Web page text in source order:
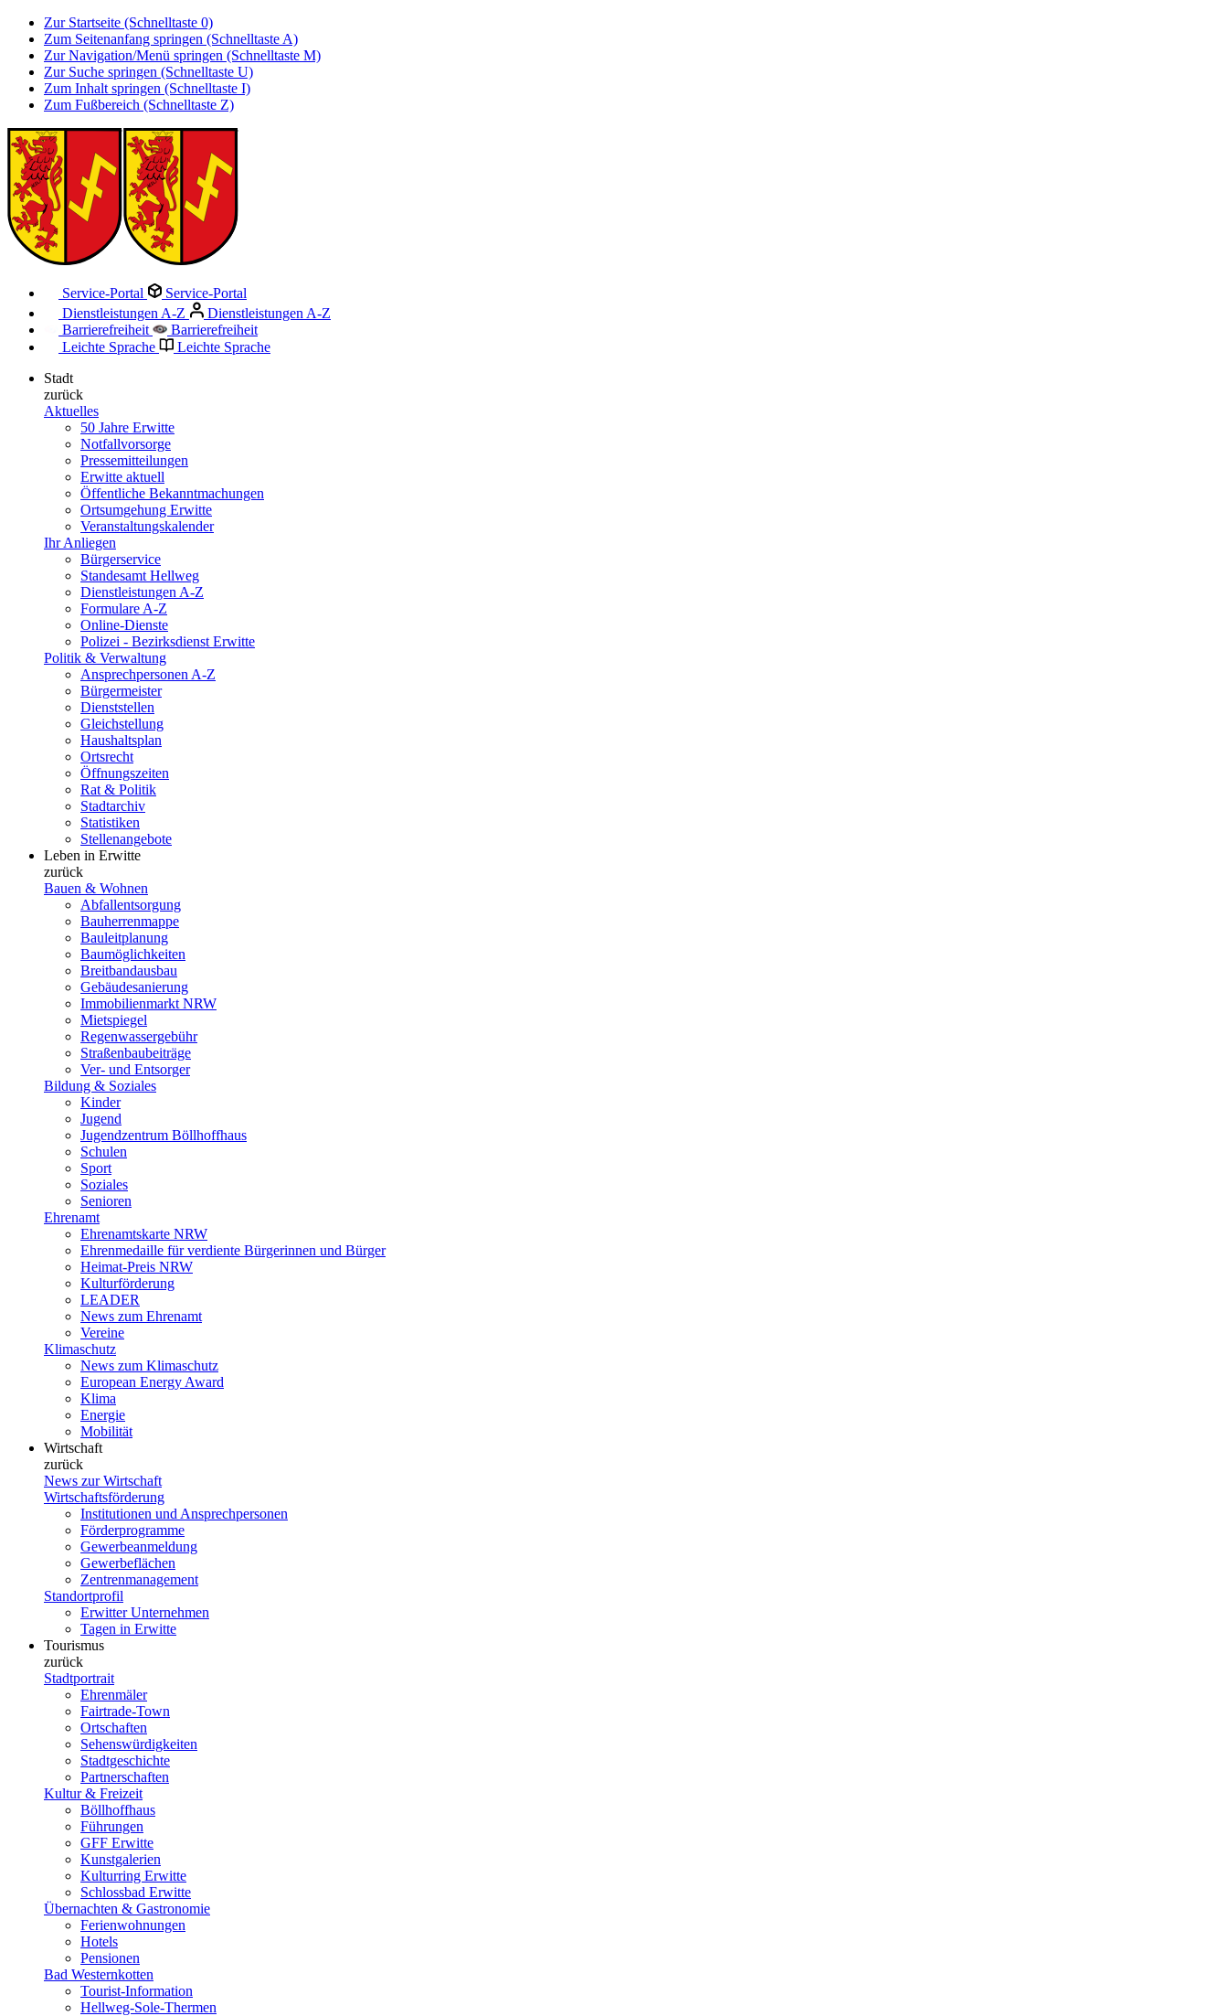
Zur Startseite (Schnelltaste 0)
Zum Seitenanfang springen (Schnelltaste A)
Zur Navigation/Menü springen (Schnelltaste M)
Zur Suche springen (Schnelltaste U)
Zum Inhalt springen (Schnelltaste I)
Zum Fußbereich (Schnelltaste Z)
Service-Portal
Service-Portal
Dienstleistungen A-Z
Dienstleistungen A-Z
Barrierefreiheit
Barrierefreiheit
Leichte Sprache
Leichte Sprache
Stadt
zurück
Aktuelles
50 Jahre Erwitte
Notfallvorsorge
Pressemitteilungen
Erwitte aktuell
Öffentliche Bekanntmachungen
Ortsumgehung Erwitte
Veranstaltungskalender
Ihr Anliegen
Bürgerservice
Standesamt Hellweg
Dienstleistungen A-Z
Formulare A-Z
Online-Dienste
Polizei - Bezirksdienst Erwitte
Politik & Verwaltung
Ansprechpersonen A-Z
Bürgermeister
Dienststellen
Gleichstellung
Haushaltsplan
Ortsrecht
Öffnungszeiten
Rat & Politik
Stadtarchiv
Statistiken
Stellenangebote
Leben in Erwitte
zurück
Bauen & Wohnen
Abfallentsorgung
Bauherrenmappe
Bauleitplanung
Baumöglichkeiten
Breitbandausbau
Gebäudesanierung
Immobilienmarkt NRW
Mietspiegel
Regenwassergebühr
Straßenbaubeiträge
Ver- und Entsorger
Bildung & Soziales
Kinder
Jugend
Jugendzentrum Böllhoffhaus
Schulen
Sport
Soziales
Senioren
Ehrenamt
Ehrenamtskarte NRW
Ehrenmedaille für verdiente Bürgerinnen und Bürger
Heimat-Preis NRW
Kulturförderung
LEADER
News zum Ehrenamt
Vereine
Klimaschutz
News zum Klimaschutz
European Energy Award
Klima
Energie
Mobilität
Wirtschaft
zurück
News zur Wirtschaft
Wirtschaftsförderung
Institutionen und Ansprechpersonen
Förderprogramme
Gewerbeanmeldung
Gewerbeflächen
Zentrenmanagement
Standortprofil
Erwitter Unternehmen
Tagen in Erwitte
Tourismus
zurück
Stadtportrait
Ehrenmäler
Fairtrade-Town
Ortschaften
Sehenswürdigkeiten
Stadtgeschichte
Partnerschaften
Kultur & Freizeit
Böllhoffhaus
Führungen
GFF Erwitte
Kunstgalerien
Kulturring Erwitte
Schlossbad Erwitte
Übernachten & Gastronomie
Ferienwohnungen
Hotels
Pensionen
Bad Westernkotten
Tourist-Information
Hellweg-Sole-Thermen